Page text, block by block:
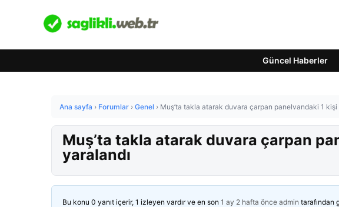
Güncel Haberler
Ana sayfa › Forumlar › Genel › Muş’ta takla atarak duvara çarpan panelvandaki 1 kişi
Muş’ta takla atarak duvara çarpan
yaralandı
Bu konu 0 yanıt içerir, 1 izleyen vardır ve en son 1 ay 2 hafta önce admin tarafından